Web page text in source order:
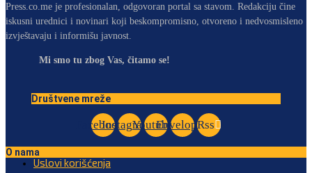
Press.co.me je profesionalan, odgovoran portal sa stavom. Redakciju čine
iskusni urednici i novinari koji beskompromisno, otvoreno i nedvosmisleno
izvještavaju i informišu javnost.
Mi smo tu zbog Vas, čitamo se!
Društvene mreže
Facebook
InstagramYoutubeEnvelopeRss
O nama
Uslovi korišćenja